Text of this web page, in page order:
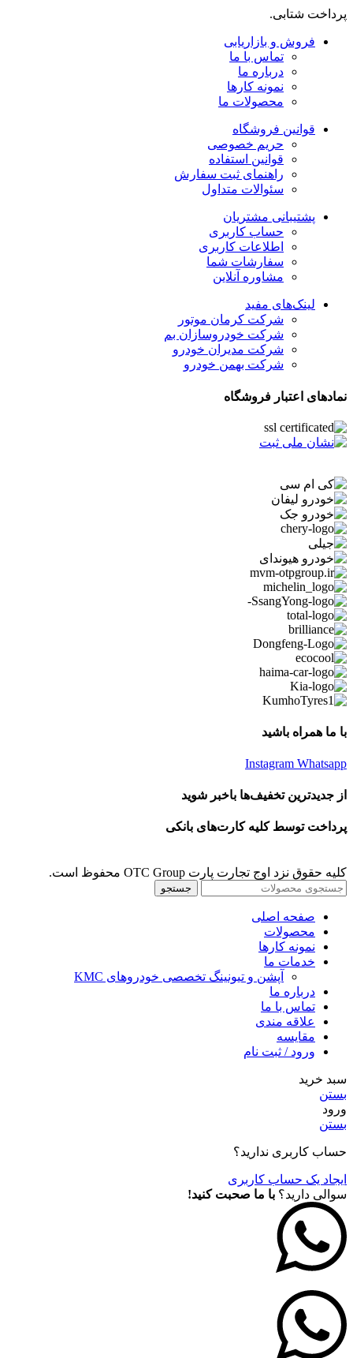
پرداخت شتابی.
فروش و بازاریابی
تماس با ما
درباره ما
نمونه کارها
محصولات ما
قوانین فروشگاه
حریم خصوصی
قوانین استفاده
راهنمای ثبت سفارش
سئوالات متداول
پشتیبانی مشتریان
حساب کاربری
اطلاعات کاربری
سفارشات شما
مشاوره آنلاین
لینک‌های مفید
شرکت کرمان موتور
شرکت خودروسازان بم
شرکت مدیران خودرو
شرکت بهمن خودرو
نمادهای اعتبار فروشگاه
با ما همراه باشید
Instagram Whatsapp
از جدیدترین تخفیف‌ها باخبر شوید
پرداخت توسط کلیه کارت‌های بانکی
کلیه حقوق نزد اوج تجارت پارت OTC Group محفوظ است.
جستجو
صفحه اصلی
محصولات
نمونه کارها
خدمات ما
آپشن و تیونینگ تخصصی خودروهای KMC
درباره ما
تماس با ما
علاقه مندی
مقايسه
ورود / ثبت نام
سبد خرید
بستن
ورود
بستن
حساب کاربری ندارید؟
ایجاد یک حساب کاربری
سوالی دارید؟ با ما صحبت کنید!